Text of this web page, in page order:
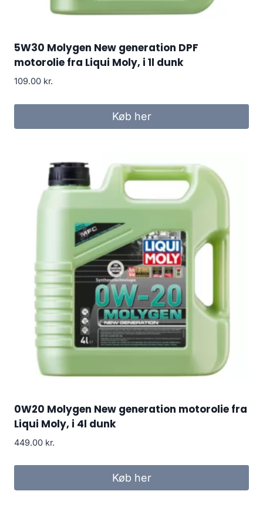
5W30 Molygen New generation DPF
motorolie fra Liqui Moly, i 1l dunk
109.00 kr.
Køb her
0W20 Molygen New generation motorolie fra
Liqui Moly, i 4l dunk
449.00 kr.
Køb her